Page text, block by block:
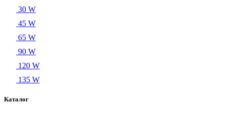
30 W
45 W
65 W
90 W
120 W
135 W
Каталог